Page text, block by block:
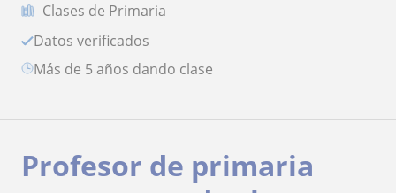
Clases de Primaria
Datos verificados
más de 5 años dando clase
Profesor de primaria